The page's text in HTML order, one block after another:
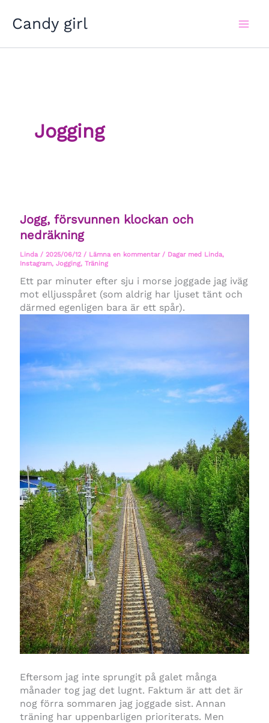
Candy girl
Jogging
Jogg, försvunnen klockan och
nedräkning
Linda / 2025/06/12 / Lämna en kommentar / Dagar med Linda,
Instagram, Jogging, Träning
Ett par minuter efter sju i morse joggade jag iväg
mot elljusspåret (som aldrig har ljuset tänt och
därmed egenligen bara är ett spår).
Eftersom jag inte sprungit på galet många
månader tog jag det lugnt. Faktum är att det är
nog förra sommaren jag joggade sist. Annan
träning har uppenbarligen prioriterats. Men